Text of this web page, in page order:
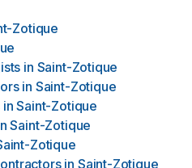
Zotique
in Saint-Zotique
in Saint-Zotique
in Saint-Zotique
Saint-Zotique
Zotique
in Saint-Zotique